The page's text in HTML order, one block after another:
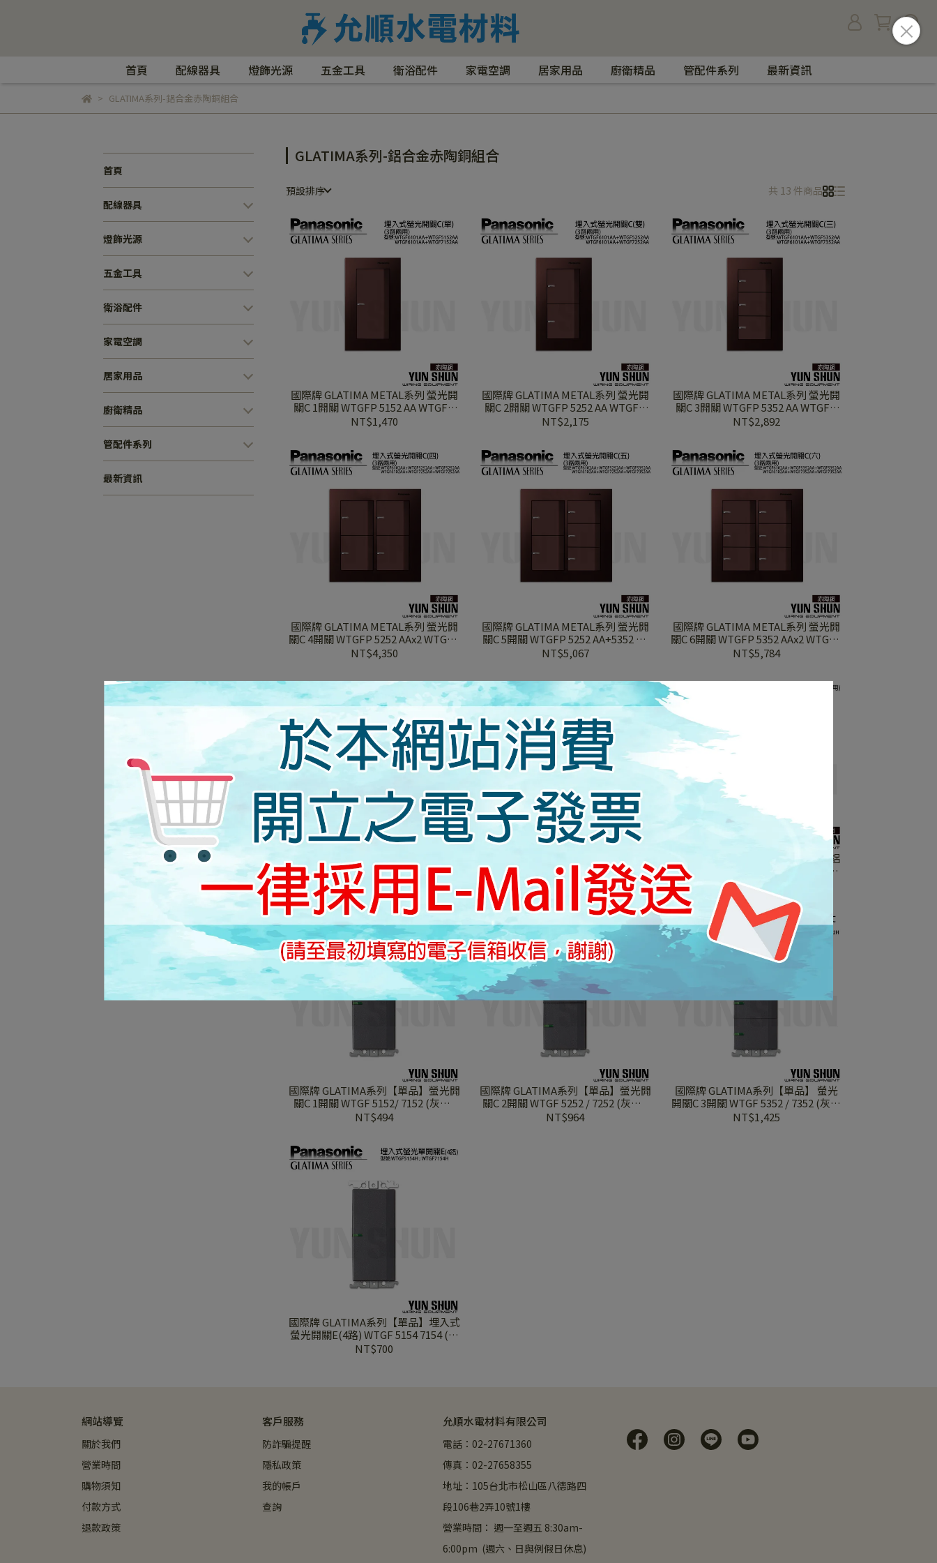
首頁 配線器具 燈飾光源 五金工具 衛浴配件 家電空調 居家用品 廚衛精品 管配件系列 最新資訊
GLATIMA系列-鋁合金赤陶銅組合
首頁
配線器具
燈飾光源
五金工具
衛浴配件
家電空調
居家用品
廚衛精品
管配件系列
最新資訊
GLATIMA系列-鋁合金赤陶銅組合
預設排序 共 13 件商品
國際牌 GLATIMA METAL系列 螢光開
關C 1開關 WTGFP 5152 AA WTGFP
7152 AA 赤陶銅蓋板+赤陶銅
NT$1,470
國際牌 GLATIMA METAL系列 螢光開
關C 2開關 WTGFP 5252 AA WTGFP
7252 AA 赤陶銅蓋板+赤陶銅
NT$2,175
國際牌 GLATIMA METAL系列 螢光開
關C 3開關 WTGFP 5352 AA WTGFP
7352 AA 赤陶銅蓋板+赤陶銅
NT$2,892
國際牌 GLATIMA METAL系列 螢光開
關C 4開關 WTGFP 5252 AAx2 WTGFP
7252 AAx2 赤陶銅蓋板+赤陶銅
NT$4,350
國際牌 GLATIMA METAL系列 螢光開
關C 5開關 WTGFP 5252 AA+5352 AA
WTGFP 7252 AA+7352AA 赤陶銅蓋板
+赤陶銅
NT$5,067
國際牌 GLATIMA METAL系列 螢光開
關C 6開關 WTGFP 5352 AAx2 WTGFP
7352AAx2 赤陶銅蓋板+赤陶銅
NT$5,784
國際牌 GLATIMA METAL系列 螢光開
關E(4路) 1開關 WTGFP 5154 AA
WTGFP 7154 AA 赤陶銅蓋板+赤陶銅
NT$1,674
國際牌 GLATIMA系列 一連用 霧面 鋁
合金蓋板 WTGF 6101 6100 AA 赤陶銅
NT$735
國際牌 GLATIMA系列 二連用 霧面 鋁
合金蓋板 WTGF 61002 6102 AA 赤陶
銅
NT$1,470
國際牌 GLATIMA系列【單品】螢光開
關C 1開關 WTGF 5152/ 7152 (灰色/
黑色 / 青炭灰 / 陶瓷白 / 赤陶銅 / 棧瓦
黑)
NT$494
國際牌 GLATIMA系列【單品】螢光開
關C 2開關 WTGF 5252 / 7252 (灰色 /
黑色 / 青炭灰 / 陶瓷白 / 赤陶銅 / 棧瓦
黑)
NT$964
國際牌 GLATIMA系列【單品】 螢光
開關C 3開關 WTGF 5352 / 7352 (灰色
/ 黑色 / 青炭灰 / 陶瓷白 / 赤陶銅 / 棧
瓦黑)
NT$1,425
國際牌 GLATIMA系列【單品】埋入式
螢光開關E(4路) WTGF 5154 7154 (灰
色 / 黑色 / 青炭灰 / 陶瓷白 /赤陶銅 /
棧瓦黑)
NT$700
網站導覽
關於我們
營業時間
購物須知
付款方式
退款政策
客戶服務
防詐騙提醒
隱私政策
我的帳戶
查詢
允順水電材料有限公司
電話：02-27671360
傳真：02-27658355
地址：105台北市松山區八德路四
段106巷2弄10號1樓
營業時間： 週一至週五 8:30am-
6:00pm  (週六、日與例假日休息)